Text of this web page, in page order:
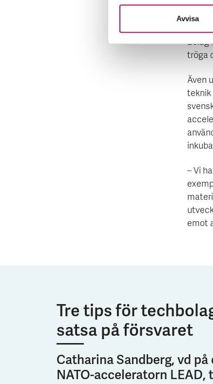
Avvisa
– Det
ett
Bolag
tröga
Även
teknik
– Vi
emot
Tre tips för
satsa på försvaret
Catharina Sandberg, vd på
NATO-acceleratorn LEAD,